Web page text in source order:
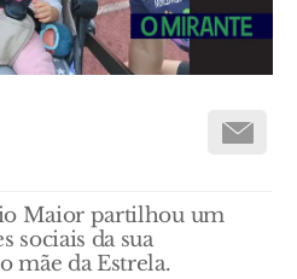
Maior partilhou um
sociais da sua
mãe da Estrela.